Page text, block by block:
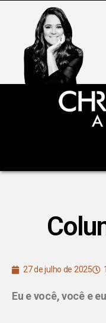
27 de julho de 2025
Eu e você, você e